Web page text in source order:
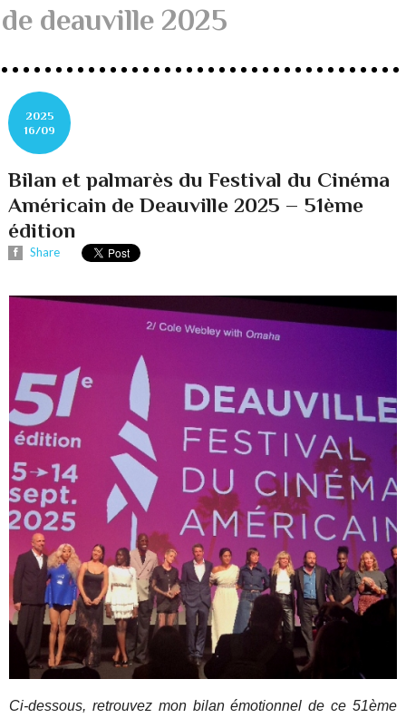
de deauville 2025
2025
16/09
Bilan et palmarès du Festival du Cinéma
Américain de Deauville 2025 – 51ème
édition
Share
Ci-dessous, retrouvez mon bilan émotionnel de ce 51ème